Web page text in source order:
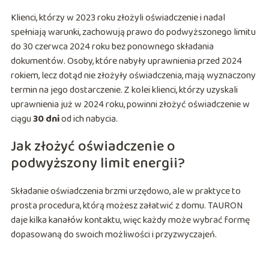
Klienci, którzy w 2023 roku złożyli oświadczenie i nadal
spełniają warunki, zachowują prawo do podwyższonego limitu
do 30 czerwca 2024 roku bez ponownego składania
dokumentów. Osoby, które nabyły uprawnienia przed 2024
rokiem, lecz dotąd nie złożyły oświadczenia, mają wyznaczony
termin na jego dostarczenie. Z kolei klienci, którzy uzyskali
uprawnienia już w 2024 roku, powinni złożyć oświadczenie w
ciągu30 dniod ich nabycia.
Jak złożyć oświadczenie o
podwyższony limit energii?
Składanie oświadczenia brzmi urzędowo, ale w praktyce to
prosta procedura, którą możesz załatwić z domu. TAURON
daje kilka kanałów kontaktu, więc każdy może wybrać formę
dopasowaną do swoich możliwości i przyzwyczajeń.